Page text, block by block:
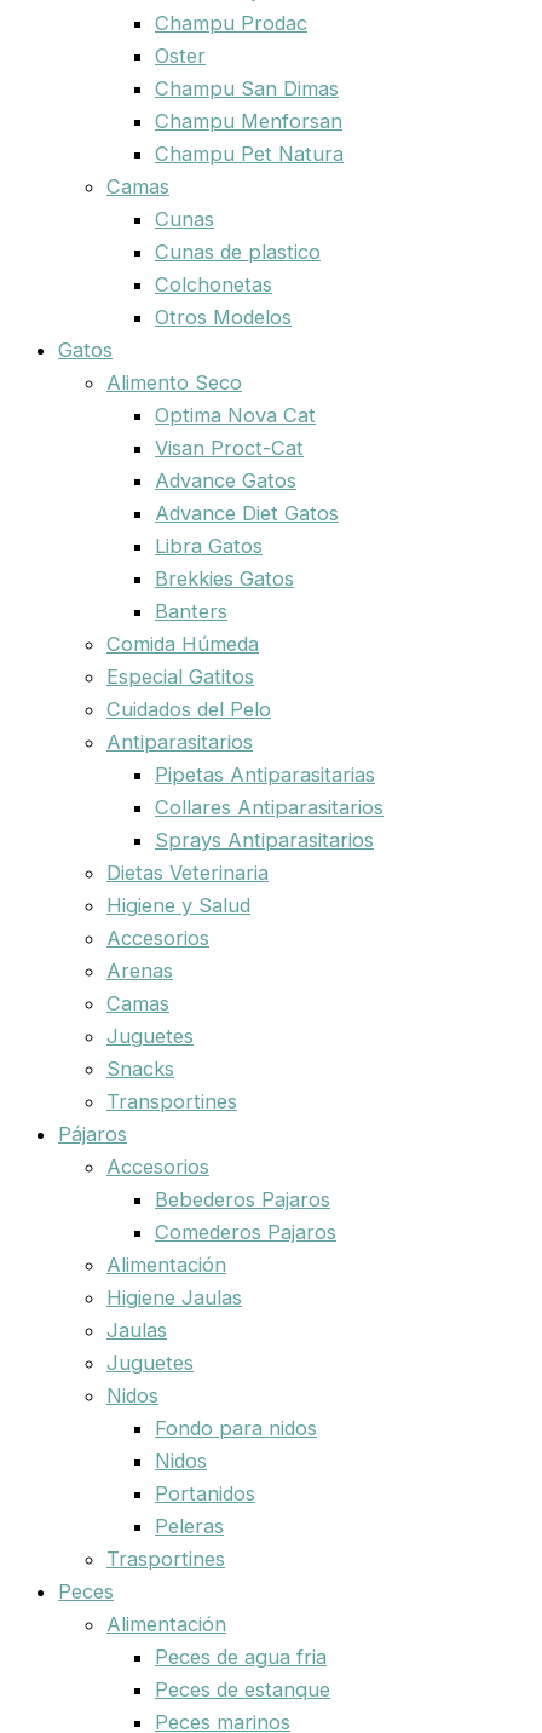
Champu Prodac
Oster
Champu San Dimas
Champu Menforsan
Champu Pet Natura
Camas
Cunas
Cunas de plastico
Colchonetas
Otros Modelos
Gatos
Alimento Seco
Optima Nova Cat
Visan Proct-Cat
Advance Gatos
Advance Diet Gatos
Libra Gatos
Brekkies Gatos
Banters
Comida Húmeda
Especial Gatitos
Cuidados del Pelo
Antiparasitarios
Pipetas Antiparasitarias
Collares Antiparasitarios
Sprays Antiparasitarios
Dietas Veterinaria
Higiene y Salud
Accesorios
Arenas
Camas
Juguetes
Snacks
Transportines
Pájaros
Accesorios
Bebederos Pajaros
Comederos Pajaros
Alimentación
Higiene Jaulas
Jaulas
Juguetes
Nidos
Fondo para nidos
Nidos
Portanidos
Peleras
Trasportines
Peces
Alimentación
Peces de agua fria
Peces de estanque
Peces marinos